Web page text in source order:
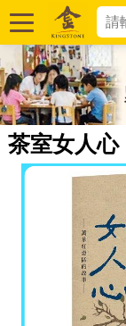
茶室女人心